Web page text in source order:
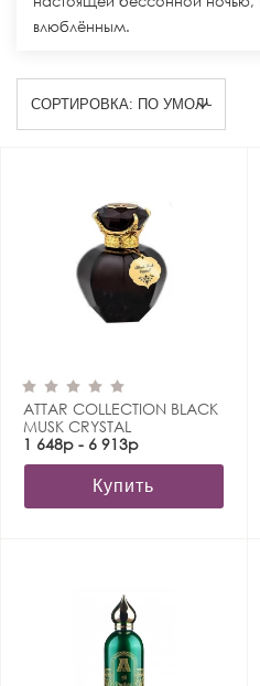
влюблённым.
ATTAR COLLECTION BLACK
MUSK CRYSTAL
1 648р - 6 913р
Купить